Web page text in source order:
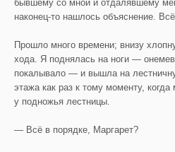
бывшему со мной и отдалявшему
наконец-то нашлось объяснение.
Прошло много времени; внизу
хода. Я поднялась на ноги —
покалывало — и вышла на
этажа как раз к тому моменту,
у подножья лестницы.
— Всё в порядке, Маргарет?